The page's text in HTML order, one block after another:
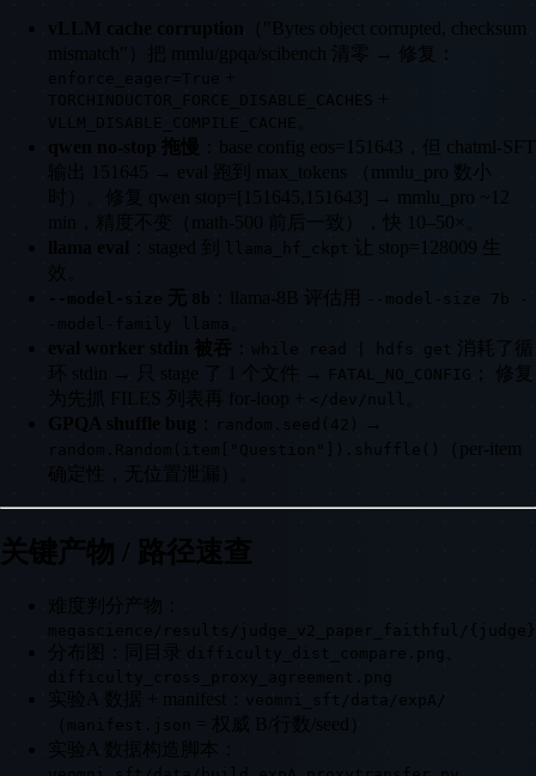
vLLM cache corruption
（"Bytes object corrupted, checksum
mismatch"）把 mmlu/gpqa/scibench 清零 → 修复：
TORCHINDUCTOR_FORCE_DISABLE_CACHES +
VLLM_DISABLE_COMPILE_CACHE
qwen no-stop 拖慢
：base config eos=151643，但 chatml-SFT
输出 151645 → eval 跑到 max_tokens （mmlu_pro 数小
时）。修复 qwen stop=[151645,151643] → mmlu_pro ~12
min，精度不变（math-500 前后一致），快 10–50×。
llama_hf_ckpt
让 stop=128009 生
--model-size 无 ：llama-8B 评估用
--model-size 7b -
-model-family llama
while read | hdfs get 消耗了循
环 stdin → 只 stage 了 1 个文件 →
FATAL_NO_CONFIG ； 修复
为先抓 FILES 列表再 for-loop +
</dev/null
random.seed(42) →
random.Random(item["Question"]).shuffle()
（per-item
关键产物 / 路径速查
难度判分产物：
megascience/results/judge_v2_paper_faithful/
difficulty_dist_compare.png
difficulty_cross_proxy_agreement.png
实验A 数据 + manifest： veomni_sft/data/expA/
manifest.json
= 权威 B/行数/seed）
实验A 数据构造脚本：